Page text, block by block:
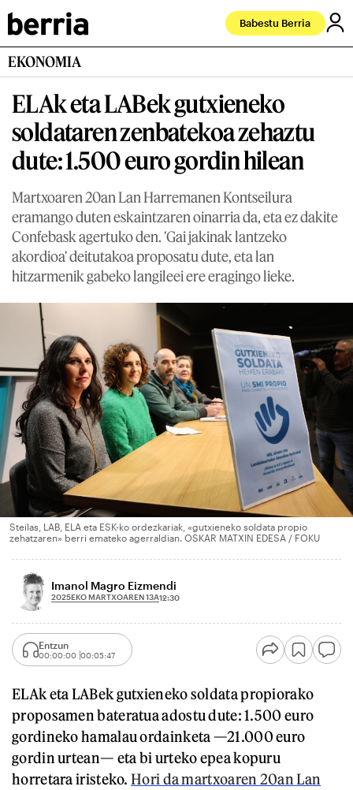
Babestu Berria
EKONOMIA
ELAk eta LABek gutxieneko
soldataren zenbatekoa zehaztu
dute: 1.500 euro gordin hilean
Martxoaren 20an Lan Harremanen Kontseilura
eramango duten eskaintzaren oinarria da, eta ez dakite
Confebask agertuko den. 'Gai jakinak lantzeko
akordioa' deitutakoa proposatu dute, eta lan
hitzarmenik gabeko langileei ere eragingo lieke.
Steilas, LAB, ELA eta ESK-ko ordezkariak, «gutxieneko soldata propio
zehatzaren» berri emateko agerraldian. OSKAR MATXIN EDESA / FOKU
Imanol Magro Eizmendi
2025EKO MARTXOAREN 13A12:30
Entzun
00:00:00 00:05:47
ELAk eta LABek gutxieneko soldata propiorako
proposamen bateratua adostu dute: 1.500 euro
gordineko hamalau ordainketa —21.000 euro
gordin urtean— eta bi urteko epea kopuru
horretara iristeko.Hori da martxoaren 20an Lan